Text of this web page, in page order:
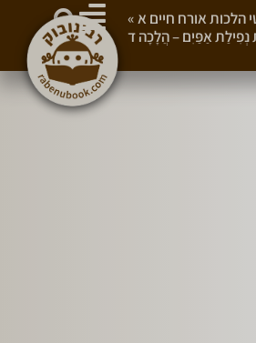
הלכות אורח חיים א»
נְפִילַת אַפַּיִם – הֲלָכָה ד